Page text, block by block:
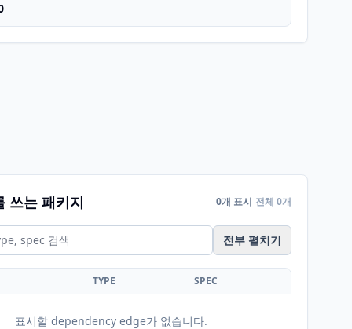
쓰는 패키지 0개 표시 전체 0개
전부 펼치기
TYPE SPEC
표시할 dependency edge가 없습니다.